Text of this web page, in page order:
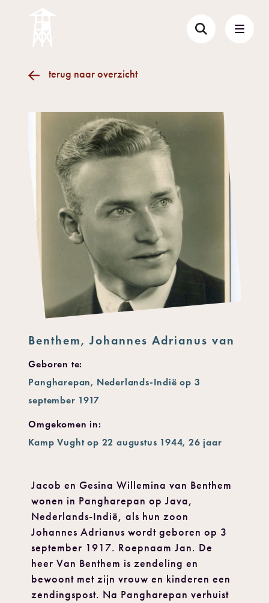
terug naar overzicht
Benthem, Johannes Adrianus van
Geboren te:
Pangharepan, Nederlands-Indië op 3
september 1917
Omgekomen in:
Kamp Vught op 22 augustus 1944, 26 jaar
Jacob en Gesina Willemina van Benthem
wonen in Pangharepan op Java,
Nederlands-Indië, als hun zoon
Johannes Adrianus wordt geboren op 3
september 1917. Roepnaam Jan. De
heer Van Benthem is zendeling en
bewoont met zijn vrouw en kinderen een
zendingspost. Na Pangharepan verhuist